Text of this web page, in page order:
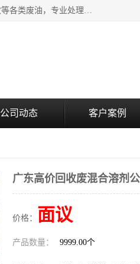
本公司高价废油回收：东莞回收废油,东莞回收废乙脂胶水,东莞回收废溶剂,东莞回收废乙脂,东莞废油回收等各类废油，专业处理从事化工产品研发与销售的综合型高科技服务性企业。我公司自成立以来，一直秉承“科技创新，立足诚信，感恩于心”的理念，力求设计与客户合作共赢的局面。在广大新老客户的大力支持下，我公司员工经过不懈努力，公司已快速发展成为国内知名化工企业。
公司动态 客户案例
广东高价回收废混合溶剂
价格： 面议
产品数量： 9999.00个